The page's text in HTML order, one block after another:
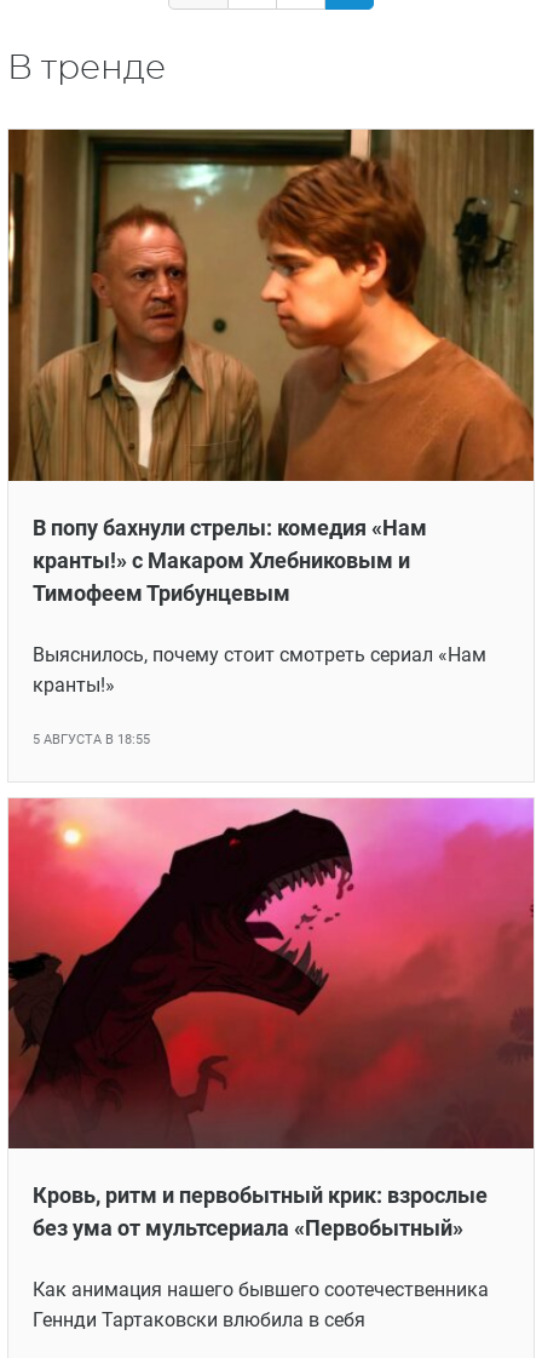
В тренде
В попу бахнули стрелы: комедия «Нам
кранты!» с Макаром Хлебниковым и
Тимофеем Трибунцевым
Выяснилось, почему стоит смотреть сериал «Нам
кранты!»
5 АВГУСТА В 18:55
Кровь, ритм и первобытный крик: взрослые
без ума от мультсериала «Первобытный»
Как анимация нашего бывшего соотечественника
Геннди Тартаковски влюбила в себя